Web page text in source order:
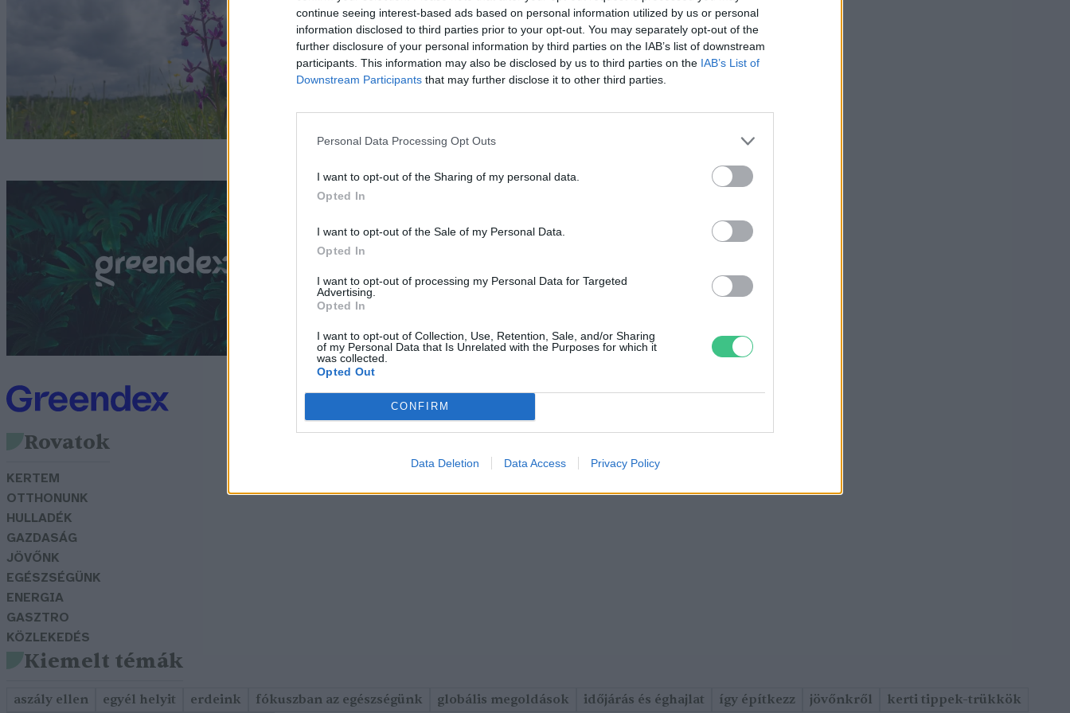
continue seeing interest-based ads based on personal information utilized by us or personal
information disclosed to third parties prior to your opt-out. You may separately opt-out of the
further disclosure of your personal information by third parties on the IAB’s list of downstream
participants. This information may also be disclosed by us to third parties on the IAB’s List of
Downstream Participants that may further disclose it to other third parties.
Personal Data Processing Opt Outs
I want to opt-out of the Sharing of my personal data.
Opted In
I want to opt-out of the Sale of my Personal Data.
Opted In
I want to opt-out of processing my Personal Data for Targeted
Advertising.
Opted In
I want to opt-out of Collection, Use, Retention, Sale, and/or Sharing
of my Personal Data that Is Unrelated with the Purposes for which it
was collected.
Opted Out
CONFIRM
Data Deletion Data Access Privacy Policy
rét Vecsésen
Greendex Szemle
Védetté nyilvánították a
nagytétényi Duna-partot
Greendex szemle
Rovatok
KERTEM
OTTHONUNK
HULLADÉK
GAZDASÁG
JÖVŐNK
EGÉSZSÉGÜNK
ENERGIA
GASZTRO
KÖZLEKEDÉS
Kiemelt témák
aszály ellen egyél helyit erdeink fókuszban az egészségünk globális megoldások időjárás és éghajlat így építkezz jövőnkről kerti tippek-trükkök